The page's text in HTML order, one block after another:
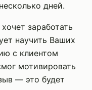
дней.
заработать
научить Ваших
с клиентом
мотивировать
— это будет